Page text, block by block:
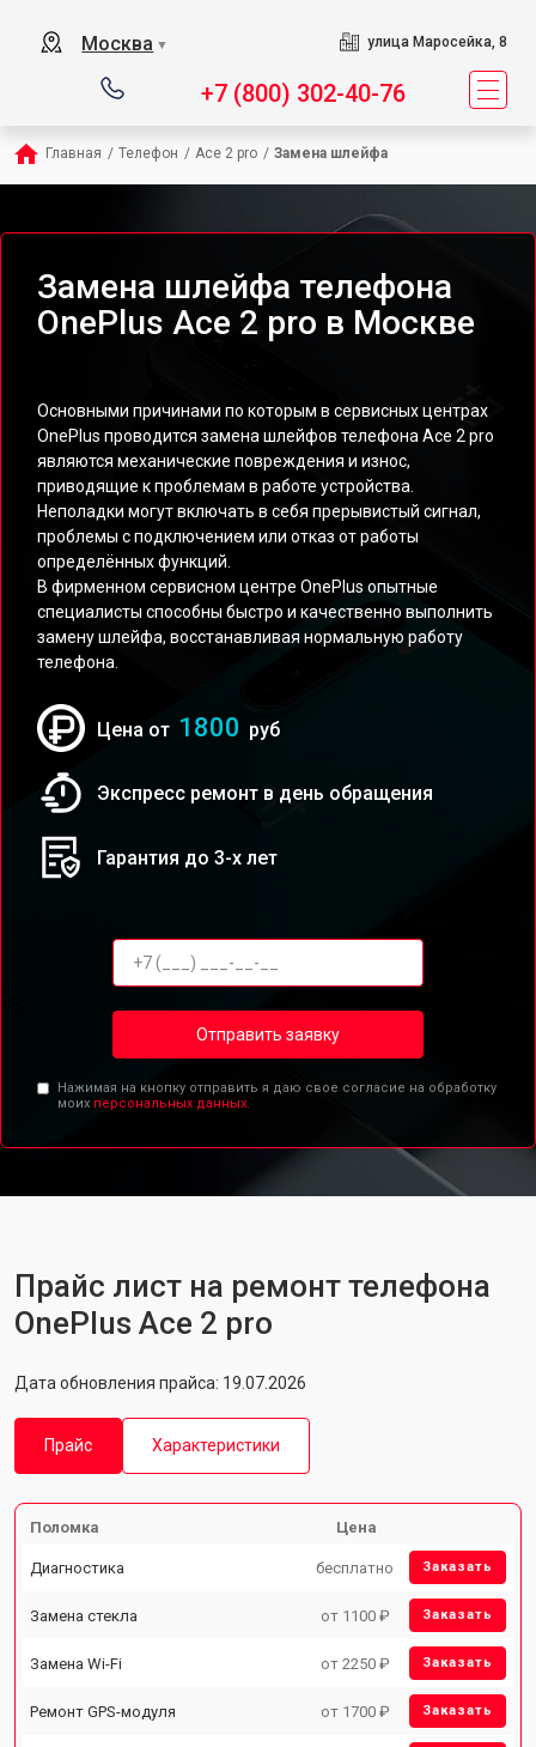
Москва ▼ улица Маросейка, 8
+7 (800) 302-40-76
Главная / Телефон / Ace 2 pro / Замена шлейфа
Замена шлейфа телефона
OnePlus Ace 2 pro в Москве
Основными причинами по которым в сервисных центрах
OnePlus проводится замена шлейфов телефона Ace 2 pro
являются механические повреждения и износ,
приводящие к проблемам в работе устройства.
Неполадки могут включать в себя прерывистый сигнал,
проблемы с подключением или отказ от работы
определённых функций.
В фирменном сервисном центре OnePlus опытные
специалисты способны быстро и качественно выполнить
замену шлейфа, восстанавливая нормальную работу
телефона.
Цена от 1800 руб
Экспресс ремонт в день обращения
Гарантия до 3-х лет
Отправить заявку
Нажимая на кнопку отправить я даю свое согласие на обработку
моих персональных данных.
Прайс лист на ремонт телефона
OnePlus Ace 2 pro
Дата обновления прайса: 19.07.2026
Прайс Характеристики
Поломка Цена
Диагностика бесплатно Заказать
Замена стекла от 1100 ₽ Заказать
Замена Wi-Fi от 2250 ₽ Заказать
Ремонт GPS-модуля от 1700 ₽ Заказать